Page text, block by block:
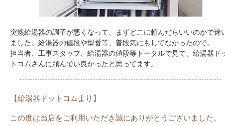
突然給湯器の調子が悪くなって、まずどこに頼んだらいいのかで迷
ました。給湯器の値段や型番等、普段気にもしてなかったので。
担当者、工事スタッフ、給湯器の値段等トータルで見て、給湯器ド
トコムさんに頼んでい良かったと思ってます。
【給湯器ドットコムより】
この度は当店をご利用いただき誠にありがとうございました。